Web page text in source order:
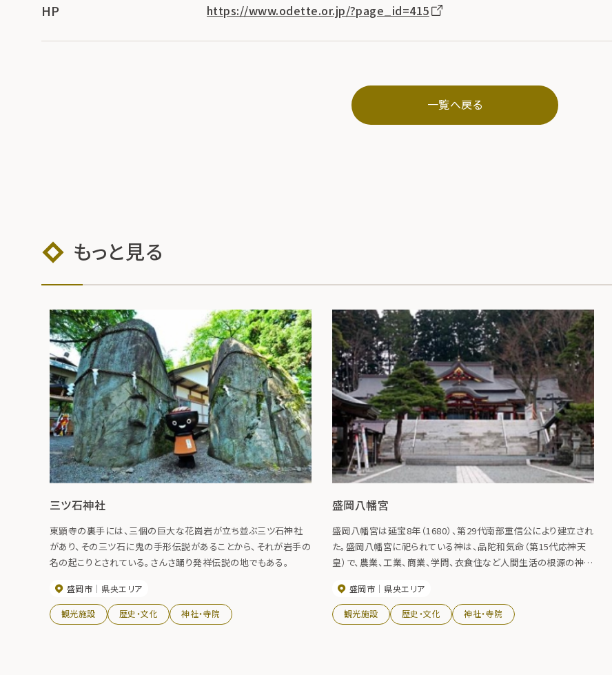
HP https://www.odette.or.jp/?page_id=415
一覧へ戻る
もっと見る
三ツ石神社
東顕寺の裏手には、三個の巨大な花崗岩が立ち並ぶ三ツ石神社
があり、その三ツ石に鬼の手形伝説があることから、それが岩手の
名の起こりとされている。さんさ踊り発祥伝説の地でもある。
盛岡市 県央エリア
観光施設 歴史・文化 神社・寺院
盛岡八幡宮
盛岡八幡宮は延宝8年（1680）、第29代南部重信公により建立され
た。盛岡八幡宮に祀られている神は、品陀和気命（第15代応神天
皇）で、農業、工業、商業、学問、衣食住など人間生活の根源の神と
（1884）の盛岡大火などの災害や永年の風雪被害を受けて社殿は
再建がくり返され、現在の社殿は平成9年12月に建て直された。色
鮮やかなな彫刻の施された朱塗りの大社殿が新しい「盛岡の顔」
盛岡市 県央エリア
観光施設 歴史・文化 神社・寺院